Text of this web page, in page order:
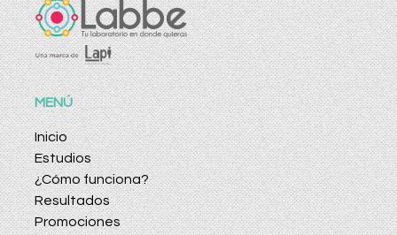
MENÚ
Inicio
Estudios
¿Cómo funciona?
Resultados
Promociones